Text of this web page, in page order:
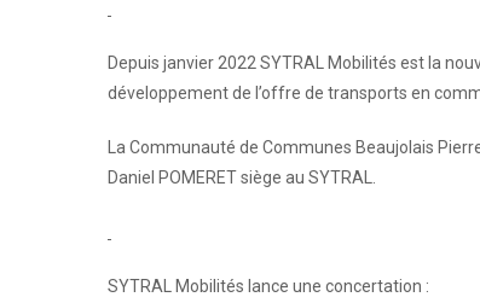
Depuis janvier 2022 SYTRAL Mobilités est la
développement de l’offre de transports en
La Communauté de Communes Beaujolais
Daniel POMERET siège au SYTRAL.
SYTRAL Mobilités lance une concertation :